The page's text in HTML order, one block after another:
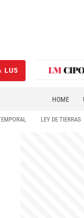
LU5
HOME
LEY DE TIERRAS